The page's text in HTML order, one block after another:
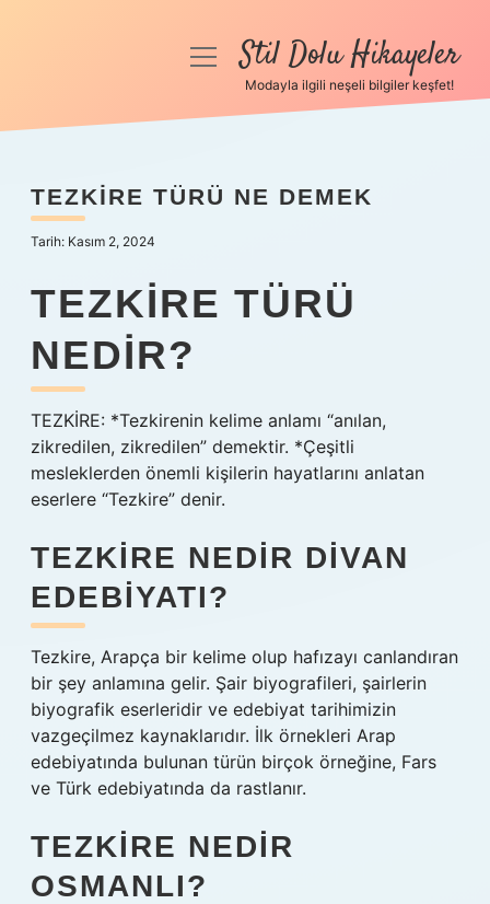
Anasayfa
Yasal Uyarı
menüyüStil Dolu Hikayeler
Modayla ilgili neşeli bilgiler keşfet!
TEZKIRE TÜRÜ NE DEMEK
Tarih: Kasım 2, 2024
TEZKIRE TÜRÜ
NEDIR?
TEZKİRE: *Tezkirenin kelime anlamı “anılan,
zikredilen, zikredilen” demektir. *Çeşitli
mesleklerden önemli kişilerin hayatlarını anlatan
eserlere “Tezkire” denir.
TEZKIRE NEDIR DIVAN
EDEBIYATI?
Tezkire, Arapça bir kelime olup hafızayı canlandıran
bir şey anlamına gelir. Şair biyografileri, şairlerin
biyografik eserleridir ve edebiyat tarihimizin
vazgeçilmez kaynaklarıdır. İlk örnekleri Arap
edebiyatında bulunan türün birçok örneğine, Fars
ve Türk edebiyatında da rastlanır.
TEZKIRE NEDIR
OSMANLI?